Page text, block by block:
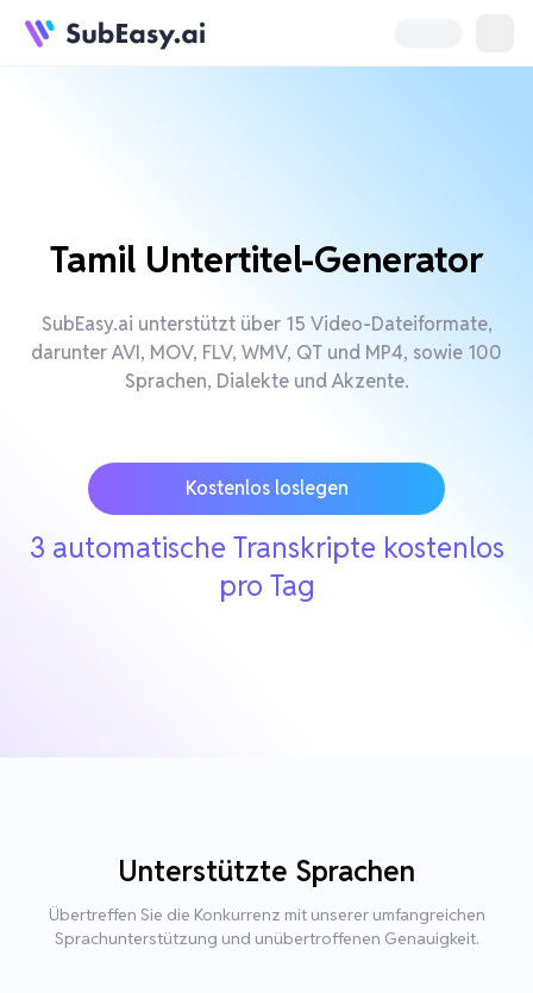
Tamil Untertitel-Generator
SubEasy.ai unterstützt über 15 Video-Dateiformate,
darunter AVI, MOV, FLV, WMV, QT und MP4, sowie 100
Sprachen, Dialekte und Akzente.
Kostenlos loslegen
3 automatische Transkripte kostenlos
pro Tag
Unterstützte Sprachen
Übertreffen Sie die Konkurrenz mit unserer umfangreichen
Sprachunterstützung und unübertroffenen Genauigkeit.